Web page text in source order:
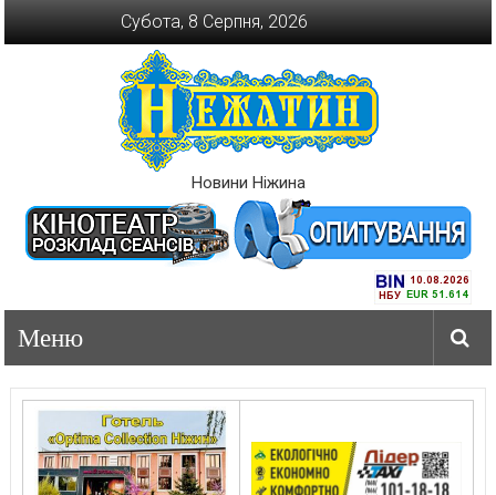
Субота, 8 Серпня, 2026
Новини Ніжина